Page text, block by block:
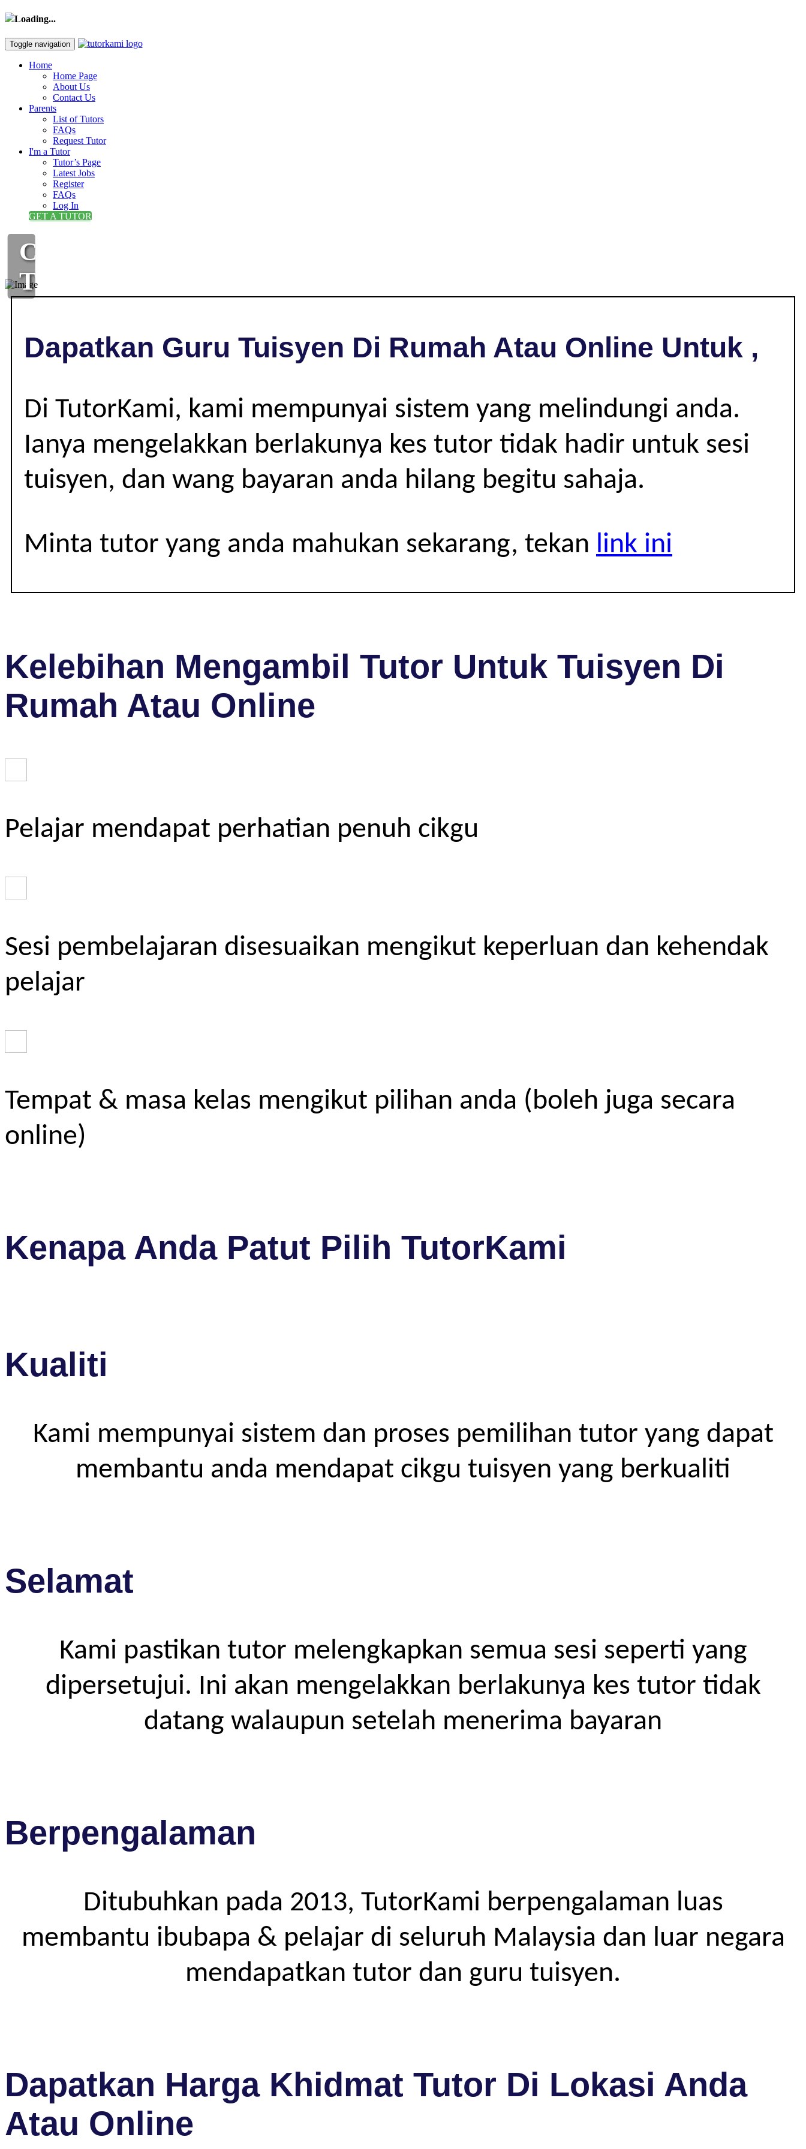
Loading...
Toggle navigation
Home
Home Page
About Us
Contact Us
Parents
List of Tutors
FAQs
Request Tutor
I'm a Tutor
Tutor’s Page
Latest Jobs
Register
FAQs
Log In
GET A TUTOR
CIKGU
TUISYEN
,Dapatkan Guru Tuisyen Di Rumah Atau Online Untuk ,
Di TutorKami, kami mempunyai sistem yang melindungi anda.
Ianya mengelakkan berlakunya kes tutor tidak hadir untuk sesi
tuisyen, dan wang bayaran anda hilang begitu sahaja.
Minta tutor yang anda mahukan sekarang, tekan link ini
Kelebihan Mengambil Tutor Untuk Tuisyen Di
Rumah Atau Online
Pelajar mendapat perhatian penuh cikgu
Sesi pembelajaran disesuaikan mengikut keperluan dan kehendak
pelajar
Tempat & masa kelas mengikut pilihan anda (boleh juga secara
online)
Kenapa Anda Patut Pilih TutorKami
Kualiti
Kami mempunyai sistem dan proses pemilihan tutor yang dapat
membantu anda mendapat cikgu tuisyen yang berkualiti
Selamat
Kami pastikan tutor melengkapkan semua sesi seperti yang
dipersetujui. Ini akan mengelakkan berlakunya kes tutor tidak
datang walaupun setelah menerima bayaran
Berpengalaman
Ditubuhkan pada 2013, TutorKami berpengalaman luas
membantu ibubapa & pelajar di seluruh Malaysia dan luar negara
mendapatkan tutor dan guru tuisyen.
Dapatkan Harga Khidmat Tutor Di Lokasi Anda
Atau Online